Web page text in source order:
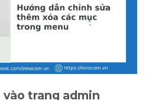
trang admin